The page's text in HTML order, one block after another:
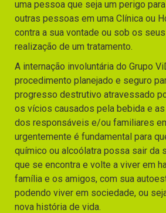
uma pessoa que seja um perigo
outras pessoas em uma Clínica ou
contra a sua vontade ou sob os
realização de um tratamento.
A internação involuntária do Grupo
procedimento planejado e seguro
progresso destrutivo atravessado
os vícios causados pela bebida e
dos responsáveis e/ou familiares
urgentemente é fundamental para
químico ou alcoólatra possa sair da
que se encontra e volte a viver em
família e os amigos, com sua
podendo viver em sociedade, ou
nova história de vida.